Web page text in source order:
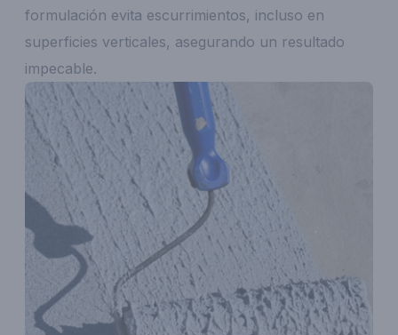
formulación evita escurrimientos, incluso en
superficies verticales, asegurando un resultado
impecable.